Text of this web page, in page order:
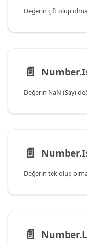
Değerin çift olup
📄️
Değerin NaN (Sayı
📄️
Değerin tek olup
📄️